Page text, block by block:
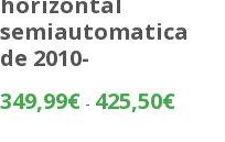
semiautomatica
de 2010-
349,99€ - 425,50€Rango